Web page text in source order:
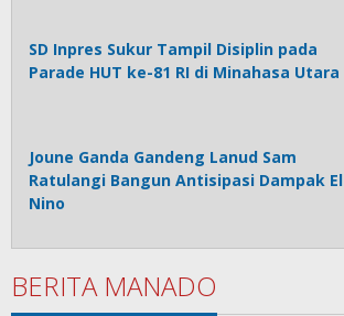
SD Inpres Sukur Tampil Disiplin pada
Parade HUT ke-81 RI di Minahasa Utara
Joune Ganda Gandeng Lanud Sam
Ratulangi Bangun Antisipasi Dampak El
Nino
BERITA MANADO